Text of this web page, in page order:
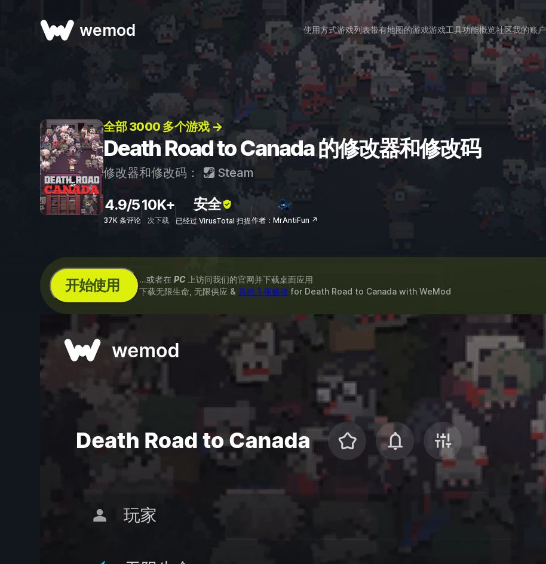
wemod 使用方式游戏列表带有地图的游戏游戏工具功能概览社区我的账户
全部 3000 多个游戏 →
Death Road to Canada 的修改器和修改码
修改器和修改码： Steam
4.9/5
37K 条评论
10K+
次下载
安全
已经过 VirusTotal 扫描作者：MrAntiFun ↗
开始使用 ...或者在 PC上访问我们的官网并下载桌面应用
下载无限生命, 无限供应 & 其他 1 项修改 for Death Road to Canada with WeMod